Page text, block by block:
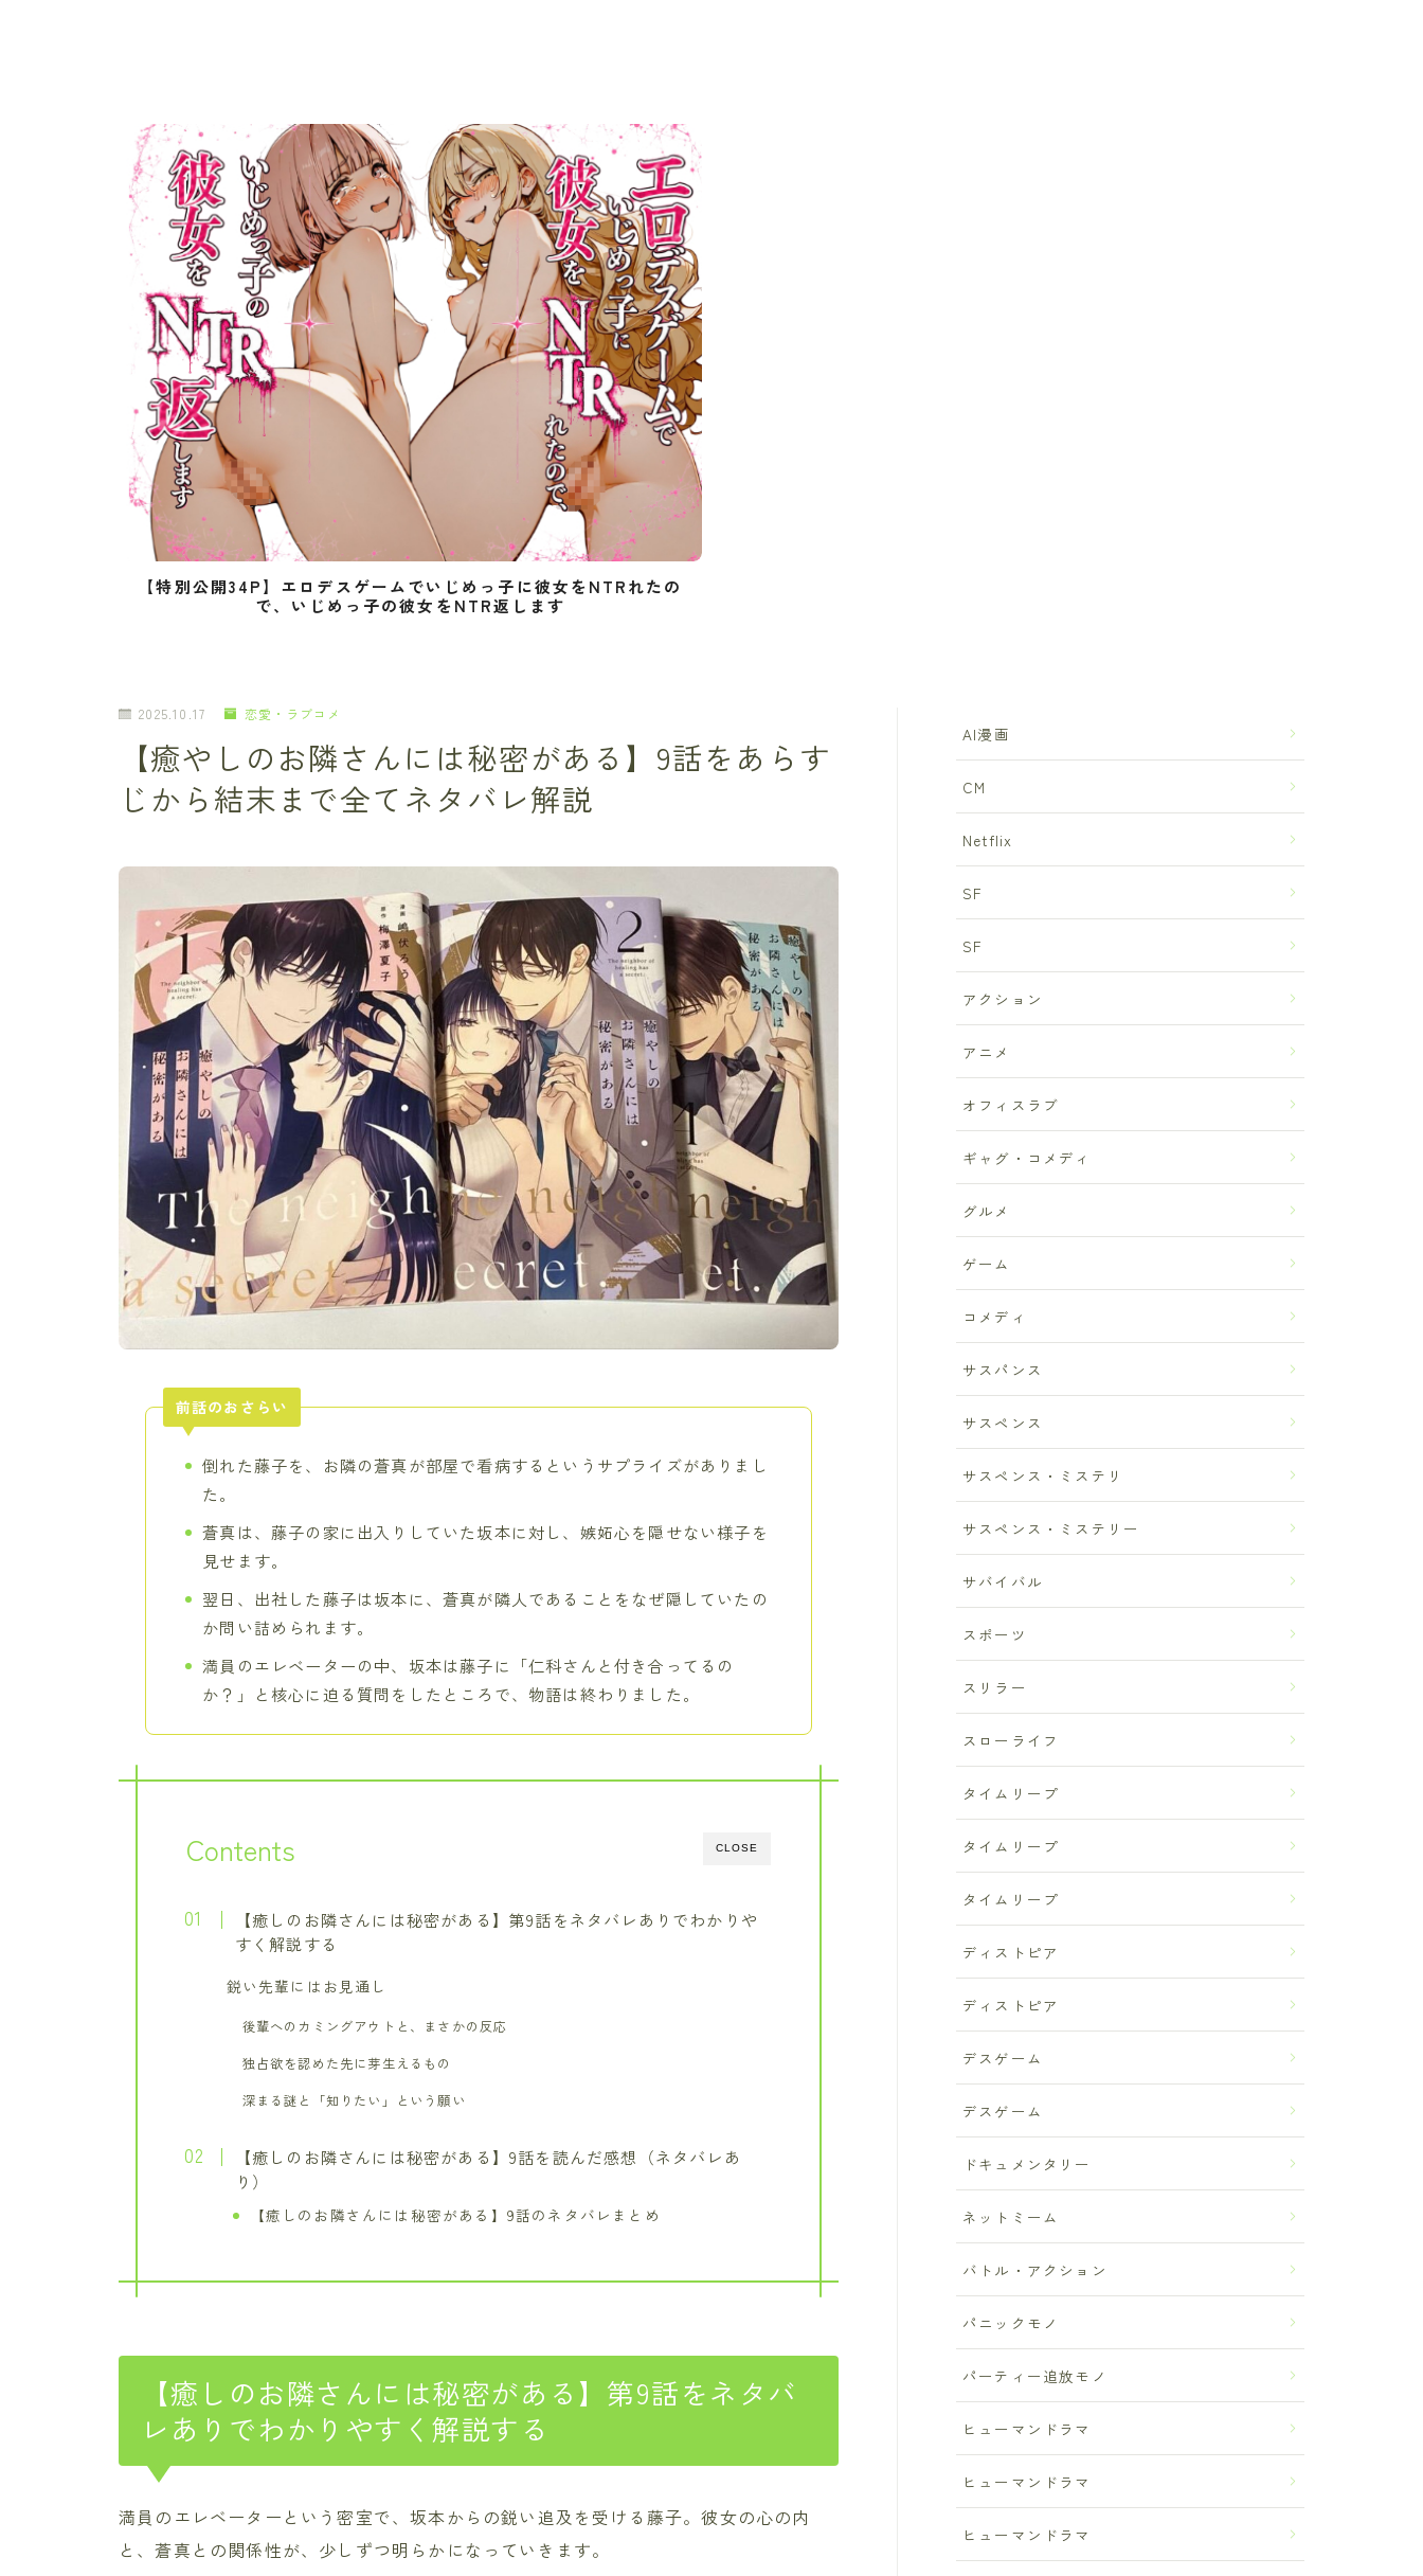
【特別公開34P】エロデスゲームでいじめっ子に彼女をNTRれたの
で、いじめっ子の彼女をNTR返します
2025.10.17 恋愛・ラブコメ
【癒やしのお隣さんには秘密がある】9話をあらす
じから結末まで全てネタバレ解説
前話のおさらい
倒れた藤子を、お隣の蒼真が部屋で看病するというサプライズがありまし
た。
蒼真は、藤子の家に出入りしていた坂本に対し、嫉妬心を隠せない様子を
見せます。
翌日、出社した藤子は坂本に、蒼真が隣人であることをなぜ隠していたの
か問い詰められます。
満員のエレベーターの中、坂本は藤子に「仁科さんと付き合ってるの
か？」と核心に迫る質問をしたところで、物語は終わりました。
CLOSE
Contents
【癒しのお隣さんには秘密がある】第9話をネタバレありでわかりや
すく解説する
鋭い先輩にはお見通し
後輩へのカミングアウトと、まさかの反応
独占欲を認めた先に芽生えるもの
深まる謎と「知りたい」という願い
【癒しのお隣さんには秘密がある】9話を読んだ感想（ネタバレあ
り）
【癒しのお隣さんには秘密がある】9話のネタバレまとめ
【癒しのお隣さんには秘密がある】第9話をネタバ
レありでわかりやすく解説する
満員のエレベーターという密室で、坂本からの鋭い追及を受ける藤子。彼女の心の内
と、蒼真との関係性が、少しずつ明らかになっていきます。
AI漫画
CM
Netflix
SF
SF
アクション
アニメ
オフィスラブ
ギャグ・コメディ
グルメ
ゲーム
コメディ
サスパンス
サスペンス
サスペンス・ミステリ
サスペンス・ミステリー
サバイバル
スポーツ
スリラー
スローライフ
タイムリープ
タイムリープ
タイムリープ
ディストピア
ディストピア
デスゲーム
デスゲーム
ドキュメンタリー
ネットミーム
バトル・アクション
パニックモノ
パーティー追放モノ
ヒューマンドラマ
ヒューマンドラマ
ヒューマンドラマ